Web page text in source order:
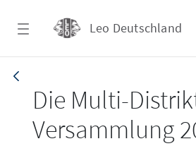
Leo Deutschland
Die Multi-
Versammlung